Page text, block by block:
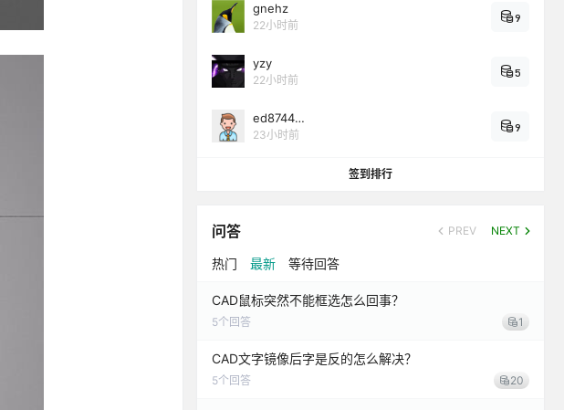
gnehz
22小时前
9
yzy
22小时前
5
ed8744…
23小时前
9
签到排行
问答 PREV NEXT
热门 最新 等待回答
CAD鼠标突然不能框选怎么回事？
5个回答 1
CAD文字镜像后字是反的怎么解决？
5个回答 20